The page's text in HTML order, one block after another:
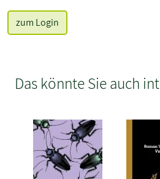
zum Login
Das könnte Sie auch